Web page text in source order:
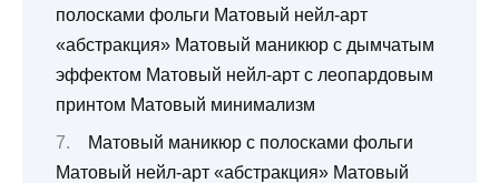
полосками фольги Матовый нейл-арт
«абстракция» Матовый маникюр с дымчатым
эффектом Матовый нейл-арт с леопардовым
принтом Матовый минимализм
Матовый маникюр с полосками фольги
Матовый нейл-арт «абстракция» Матовый